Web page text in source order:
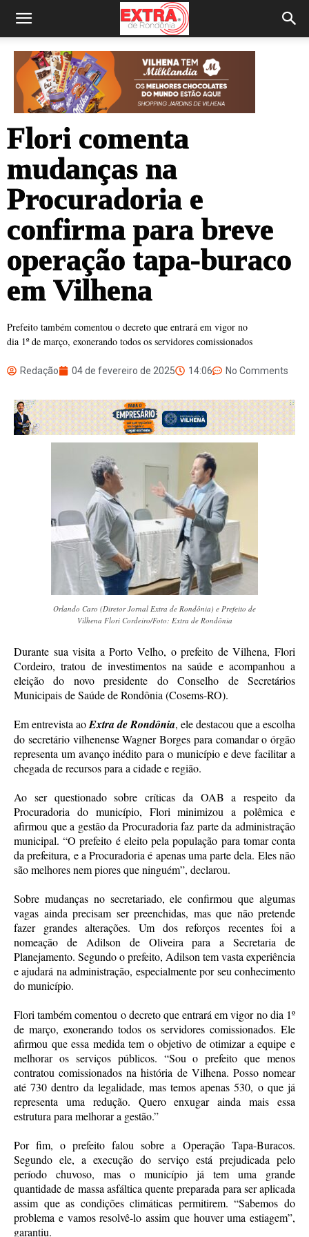
Flori comenta
mudanças na
Procuradoria e
confirma para breve
operação tapa-buraco
em Vilhena
Prefeito também comentou o decreto que entrará em vigor no
dia 1º de março, exonerando todos os servidores comissionados
Redação 04 de fevereiro de 2025 14:06 No Comments
Orlando Caro (Diretor Jornal Extra de Rondônia) e Prefeito de
Vilhena Flori Cordeiro/Foto: Extra de Rondônia
Durante sua visita a Porto Velho, o prefeito de Vilhena, Flori
Cordeiro, tratou de investimentos na saúde e acompanhou a
eleição do novo presidente do Conselho de Secretários
Municipais de Saúde de Rondônia (Cosems-RO).
Em entrevista aoExtra de Rondônia, ele destacou que a escolha
do secretário vilhenense Wagner Borges para comandar o órgão
representa um avanço inédito para o município e deve facilitar a
chegada de recursos para a cidade e região.
Ao ser questionado sobre críticas da OAB a respeito da
Procuradoria do município, Flori minimizou a polêmica e
afirmou que a gestão da Procuradoria faz parte da administração
municipal. “O prefeito é eleito pela população para tomar conta
da prefeitura, e a Procuradoria é apenas uma parte dela. Eles não
são melhores nem piores que ninguém”, declarou.
Sobre mudanças no secretariado, ele confirmou que algumas
vagas ainda precisam ser preenchidas, mas que não pretende
fazer grandes alterações. Um dos reforços recentes foi a
nomeação de Adilson de Oliveira para a Secretaria de
Planejamento. Segundo o prefeito, Adilson tem vasta experiência
e ajudará na administração, especialmente por seu conhecimento
do município.
Flori também comentou o decreto que entrará em vigor no dia 1º
de março, exonerando todos os servidores comissionados. Ele
afirmou que essa medida tem o objetivo de otimizar a equipe e
melhorar os serviços públicos. “Sou o prefeito que menos
contratou comissionados na história de Vilhena. Posso nomear
até 730 dentro da legalidade, mas temos apenas 530, o que já
representa uma redução. Quero enxugar ainda mais essa
estrutura para melhorar a gestão.”
Por fim, o prefeito falou sobre a Operação Tapa-Buracos.
Segundo ele, a execução do serviço está prejudicada pelo
período chuvoso, mas o município já tem uma grande
quantidade de massa asfáltica quente preparada para ser aplicada
assim que as condições climáticas permitirem. “Sabemos do
problema e vamos resolvê-lo assim que houver uma estiagem”,
garantiu.